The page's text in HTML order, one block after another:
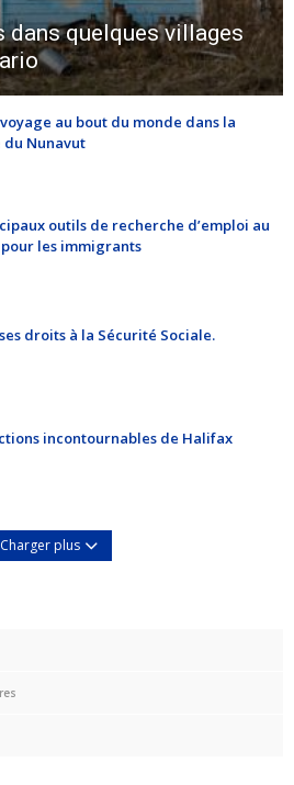
dans quelques villages
au bout du monde dans la
Nunavut
outils de recherche d’emploi au
pour les immigrants
droits à la Sécurité Sociale.
incontournables de Halifax
Charger plus